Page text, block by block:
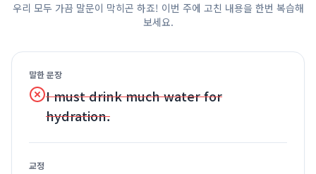
우리 모두 가끔 말문이 막히곤 하죠! 이번 주에 고친 내용을 한번 복습해
보세요.
말한 문장
I must drink much water for
hydration.
교정